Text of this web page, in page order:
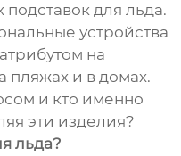
для льда.
устройства
на
пляжах и в домах.
и кто именно
эти изделия?
льда?